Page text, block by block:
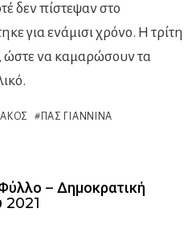
δεν πίστεψαν στο
για ενάμισι χρόνο. Η τρίτη
ώστε να καμαρώσουν τα
ΠΑΣ ΓΙΆΝΝΙΝΑ
– Δημοκρατική
2021